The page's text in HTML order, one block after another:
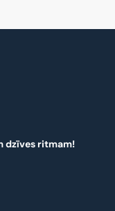
dzīves ritmam!